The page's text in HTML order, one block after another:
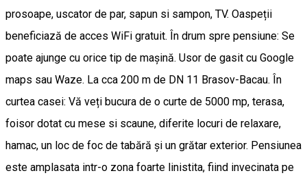
prosoape, uscator de par, sapun si sampon, TV. Oaspeții
beneficiază de acces WiFi gratuit. În drum spre pensiune: Se
poate ajunge cu orice tip de mașină. Usor de gasit cu Google
maps sau Waze. La cca 200 m de DN 11 Brasov-Bacau. În
curtea casei: Vă veți bucura de o curte de 5000 mp, terasa,
foisor dotat cu mese si scaune, diferite locuri de relaxare,
hamac, un loc de foc de tabără și un grătar exterior. Pensiunea
este amplasata intr-o zona foarte linistita, fiind invecinata pe